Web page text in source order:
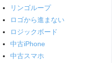
リンゴループ
ロゴから進まない
ロジックボード
中古iPhone
中古スマホ